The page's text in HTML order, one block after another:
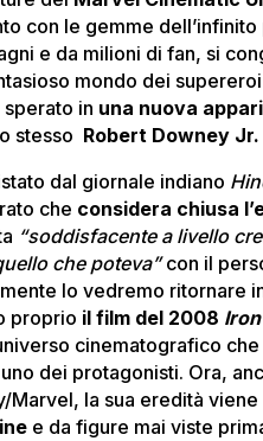
con le gemme
e da milioni di fan, si
mondo dei
sperato in una nuova
stesso Robert Downey Jr.
dal giornale indiano
che considera chiusa
“soddisfacente a livello
che poteva”con il
lo vedremo ritornare
proprio il film del 2008
cinematografico
dei protagonisti. Ora,
Marvel, la sua eredità
e da figure mai viste